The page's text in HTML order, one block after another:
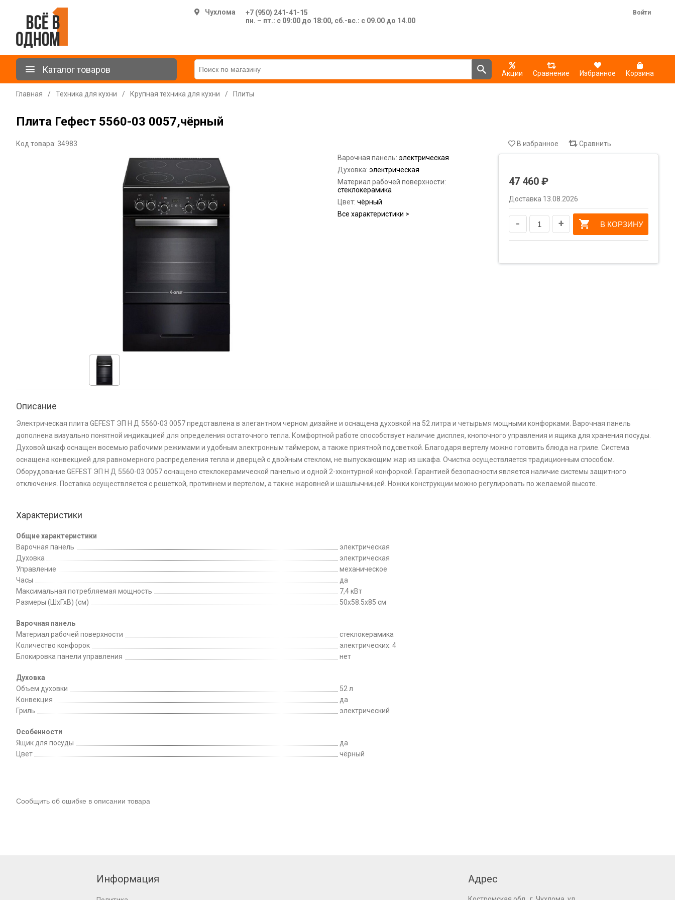
Чухлома
+7 (950) 241-41-15
пн. – пт.: с 09:00 до 18:00, сб.-вс.: с 09.00 до 14.00
Войти
Каталог товаров Акции Сравнение Избранное Корзина
Главная / Техника для кухни / Крупная техника для кухни / Плиты
Плита Гефест 5560-03 0057,чёрный
Код товара: 34983
Варочная панель: электрическая
Духовка: электрическая
Материал рабочей поверхности:
стеклокерамика
Цвет: чёрный
Все характеристики >
В избранное Сравнить
47 460 ₽
Доставка 13.08.2026
- + В КОРЗИНУ
Описание
Электрическая плита GEFEST ЭП Н Д 5560-03 0057 представлена в элегантном черном дизайне и оснащена духовкой на 52 литра и четырьмя мощными конфорками. Варочная панель
дополнена визуально понятной индикацией для определения остаточного тепла. Комфортной работе способствует наличие дисплея, кнопочного управления и ящика для хранения посуды.
Духовой шкаф оснащен восемью рабочими режимами и удобным электронным таймером, а также приятной подсветкой. Благодаря вертелу можно готовить блюда на гриле. Система
оснащена конвекцией для равномерного распределения тепла и дверцей с двойным стеклом, не выпускающим жар из шкафа. Очистка осуществляется традиционным способом.
Оборудование GEFEST ЭП Н Д 5560-03 0057 оснащено стеклокерамической панелью и одной 2-хконтурной конфоркой. Гарантией безопасности является наличие системы защитного
отключения. Поставка осуществляется с решеткой, противнем и вертелом, а также жаровней и шашлычницей. Ножки конструкции можно регулировать по желаемой высоте.
Характеристики
Общие характеристики
Варочная панель
электрическая
Духовка
электрическая
Управление
механическое
Часы
да
Максимальная потребляемая мощность
7,4 кВт
Размеры (ШхГхВ) (см)
50x58.5x85 см
Варочная панель
Материал рабочей поверхности
стеклокерамика
Количество конфорок
электрических: 4
Блокировка панели управления
нет
Духовка
Объем духовки
52 л
Конвекция
да
Гриль
электрический
Особенности
Ящик для посуды
да
Цвет
чёрный
Сообщить об ошибке в описании товара
Информация Адрес